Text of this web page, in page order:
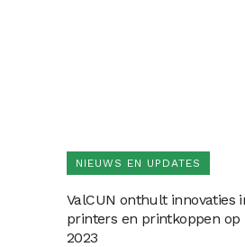
NIEUWS EN UPDATES
ValCUN onthult innovaties
printers en printkoppen op
2023